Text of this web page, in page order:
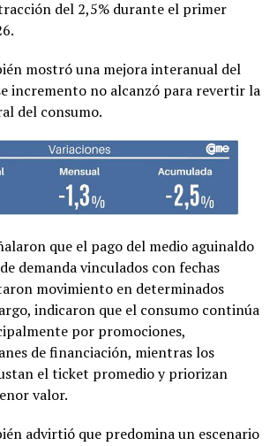
del 2,5% durante el primer
mostró una mejora interanual del
incremento no alcanzó para revertir la
del consumo.
que el pago del medio aguinaldo
demanda vinculados con fechas
movimiento en determinados
indicaron que el consumo continúa
por promociones,
de financiación, mientras los
el ticket promedio y priorizan
valor.
advirtió que predomina un escenario